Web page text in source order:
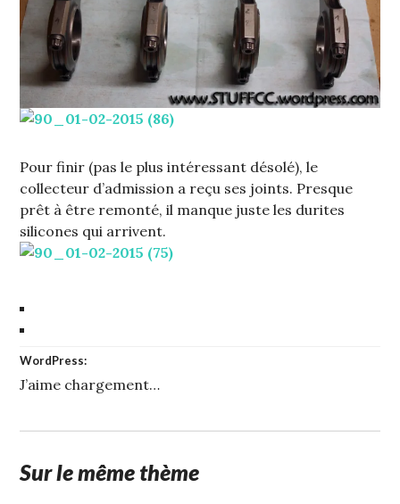
Pour finir (pas le plus intéressant désolé), le
collecteur d’admission a reçu ses joints. Presque
prêt à être remonté, il manque juste les durites
silicones qui arrivent.
WordPress:
J’aime chargement…
Sur le même thème